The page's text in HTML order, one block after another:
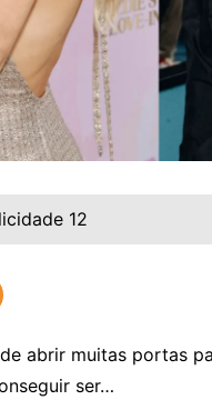
12
abrir muitas portas
ser…